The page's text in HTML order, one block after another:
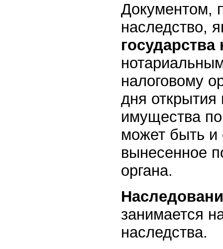
Документом,
наследство,
налоговому
дня
имущества по
может быть и
вынесенное
органа.
занимается
наследства.